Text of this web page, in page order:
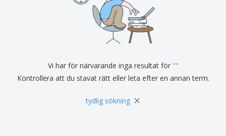
Vi har för närvarande inga resultat för ""
Kontrollera att du stavat rätt eller leta efter en annan term.
tydlig sökning ×